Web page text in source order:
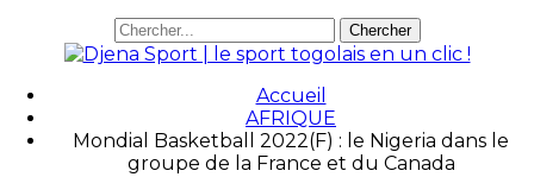
Accueil
AFRIQUE
Mondial Basketball 2022(F) : le Nigeria dans le
groupe de la France et du Canada